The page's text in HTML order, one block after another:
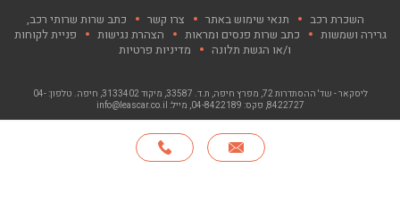
צרו קשר
השכרת רכב תנאי שימוש באתר צרו קשר
כתב שרות שרותי רכב,
גרירה ושמשות
כתב שרות פנסים ומראות הצהרת נגישות
פניית לקוחות
ו/או הגשת תלונה
מדיניות פרטיות
ליסקאר - שד' ההסתדרות 72, מפרץ חיפה , ת.ד. 33587, מיקוד 3133402, חיפה. טלפון:
04-
8422727, פקס: 04-8422189, מייל: info@leascar.co.il
האתר פותח ע"י NGSOFT, קישור יפתח בחלון חדש"